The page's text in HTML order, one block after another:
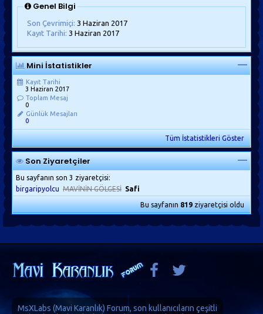
Genel Bilgi
Son Çevrimiçi: 3 Haziran 2017
Kayıt Tarihi: 3 Haziran 2017
Mini İstatistikler
Kayıt Tarihi
3 Haziran 2017
Toplam Mesaj
0
Günlük Mesajları
0
Tüm İstatistikleri Göster
Son Ziyaretçiler
Bu sayfanın son 3 ziyaretçisi:
birgaripyolcu MAVİNİN GÖLGESİ Safi
Bu sayfanın819ziyaretçisi oldu
MsXLabs (Mavi Karanlık) Forum, son kullanıcıların çeşitli